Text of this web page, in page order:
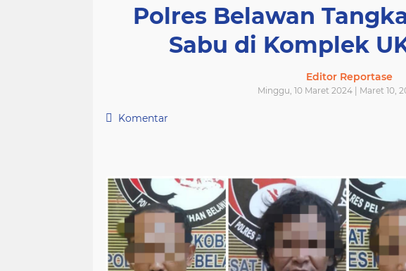
Polres Belawan
Sabu di Komplek
Editor Reportase
Minggu, 10 Maret 2024 | Maret 10,
Komentar